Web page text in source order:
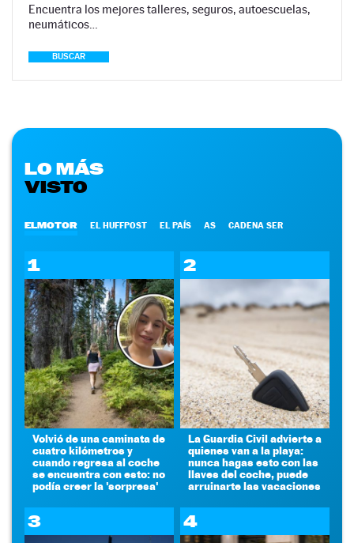
Encuentra los mejores talleres, seguros, autoescuelas,
neumáticos…
BUSCAR
LO MÁS
VISTO
ELMOTOR EL HUFFPOST EL PAÍS AS CADENA SER
1
Volvió de una caminata de
cuatro kilómetros y
cuando regresa al coche
se encuentra con esto: no
podía creer la 'sorpresa'
2
La Guardia Civil advierte a
quienes van a la playa:
nunca hagas esto con las
llaves del coche, puede
arruinarte las vacaciones
3 4